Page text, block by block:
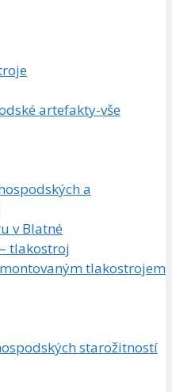
artefakty-vše
a
v Blatné
tlakostroj
tlakostrojem
starožitností